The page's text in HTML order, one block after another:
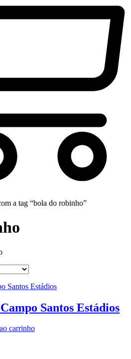
a tag “bola do robinho”
Santos Estádios
carrinho